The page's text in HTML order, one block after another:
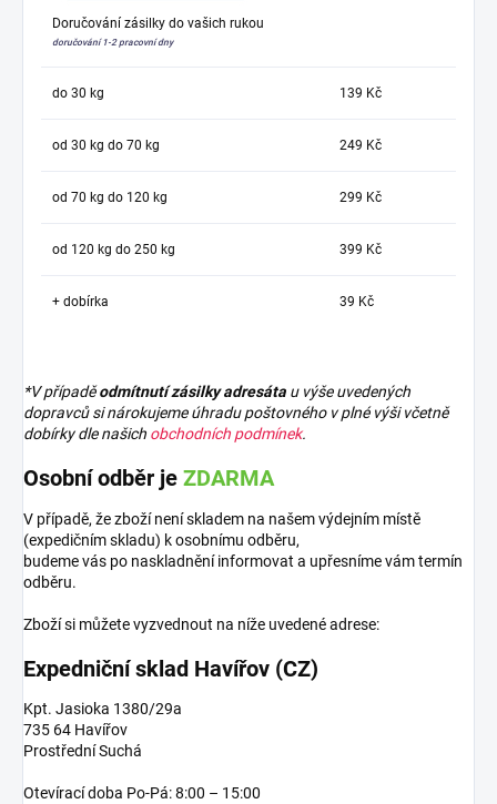
Doručování zásilky do vašich rukou
doručování 1-2 pracovní dny
do 30 kg 139 Kč
od 30 kg do 70 kg 249 Kč
od 70 kg do 120 kg 299 Kč
od 120 kg do 250 kg 399 Kč
+ dobírka 39 Kč
*V případěodmítnutí zásilky adresáta u výše uvedených
dopravců si nárokujeme úhradu poštovného v plné výši včetně
dobírky dle našich obchodních podmínek.
Osobní odběr je ZDARMA
V případě, že zboží není skladem na našem výdejním místě
(expedičním skladu) k osobnímu odběru,
budeme vás po naskladnění informovat a upřesníme vám termín
odběru.
Zboží si můžete vyzvednout na níže uvedené adrese:
Expedniční sklad Havířov (CZ)
Kpt. Jasioka 1380/29a
735 64 Havířov
Prostřední Suchá
Otevírací doba Po-Pá: 8:00 – 15:00